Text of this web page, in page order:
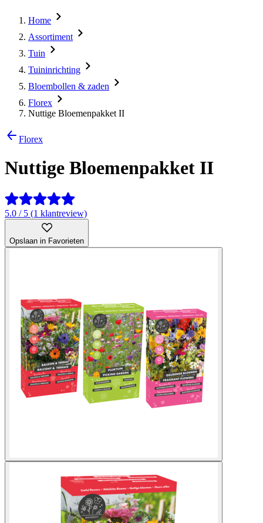
Home
Assortiment
Tuin
Tuininrichting
Bloembollen & zaden
Florex
Nuttige Bloemenpakket II
Florex
Nuttige Bloemenpakket II
5.0 / 5 (1 klantreview)
Opslaan in Favorieten